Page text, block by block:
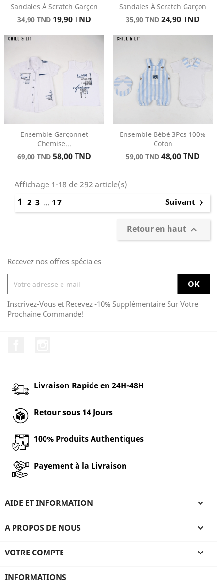
Sandales À Scratch Garçon
Prix
base
34,90 TND Prix
19,90 TND
Sandales À Scratch Garçon
Prix
base
35,90 TND Prix
24,90 TND
Ensemble Garçonnet
Chemise...
Prix
69,00 TND Prix
58,00 TND
Ensemble Bébé 3Pcs 100%
Coton
Prix
59,00 TND Prix
48,00 TND
Affichage 1-18 de 292 article(s)
1 2 3 … 17 Suivant 
Retour en haut 
Recevez nos offres spéciales
Inscrivez-Vous et Recevez -10% Supplémentaire Sur Votre
Prochaine Commande!
Livraison Rapide en 24H-48H
Retour sous 14 Jours
100% Produits Authentiques
Payement à la Livraison
AIDE ET INFORMATION 
A PROPOS DE NOUS 
VOTRE COMPTE 
INFORMATIONS